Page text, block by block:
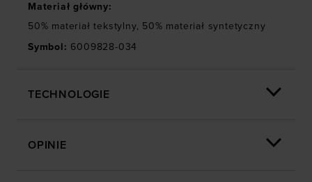
osobowe w celu kierowania dopasowanych reklam
internetowych i usprawniania sposobu ich
dopasowywania treści oraz udoskonalania rozwiązań
Materiał główny:
50% materiał tekstylny, 50% materiał syntetyczny
Symbol: 6009828-034
TECHNOLOGIE
OPINIE